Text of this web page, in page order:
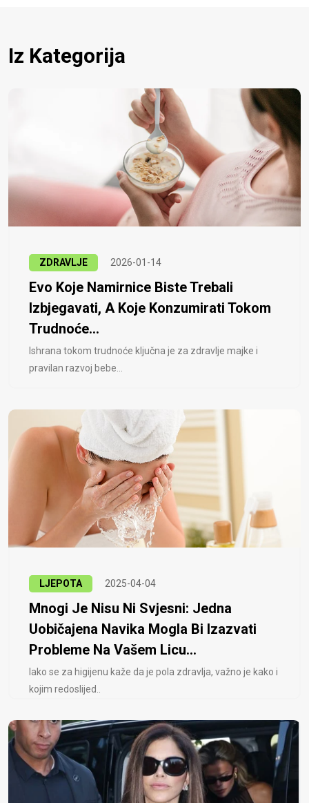
Iz Kategorija
ZDRAVLJE 2026-01-14
Evo Koje Namirnice Biste Trebali
Izbjegavati, A Koje Konzumirati Tokom
Trudnoće...
Ishrana tokom trudnoće ključna je za zdravlje majke i
pravilan razvoj bebe...
LJEPOTA 2025-04-04
Mnogi Je Nisu Ni Svjesni: Jedna
Uobičajena Navika Mogla Bi Izazvati
Probleme Na Vašem Licu...
Iako se za higijenu kaže da je pola zdravlja, važno je kako i
kojim redoslijed..